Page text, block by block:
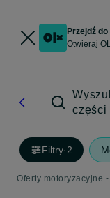
Przejdź
Otwieraj
części
Filtry·2